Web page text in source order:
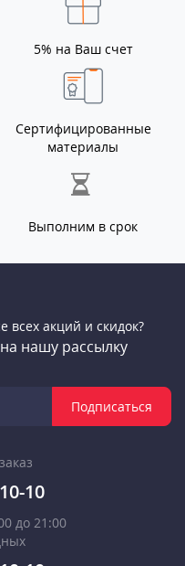
5% на Ваш счет
Сертифицированные
материалы
Выполним в срок
всех акций и скидок?
нашу рассылку
Подписаться
10
до 21:00